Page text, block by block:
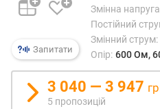
и
з
а
і
Запитати
Змінна
Постійний
Змінний струм:
Опір: 600 Ом,
3 040 — 3 947
5 пропозицій